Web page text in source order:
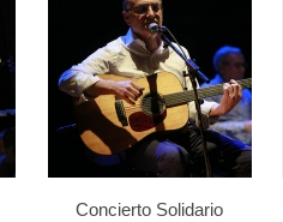
Concierto Solidario